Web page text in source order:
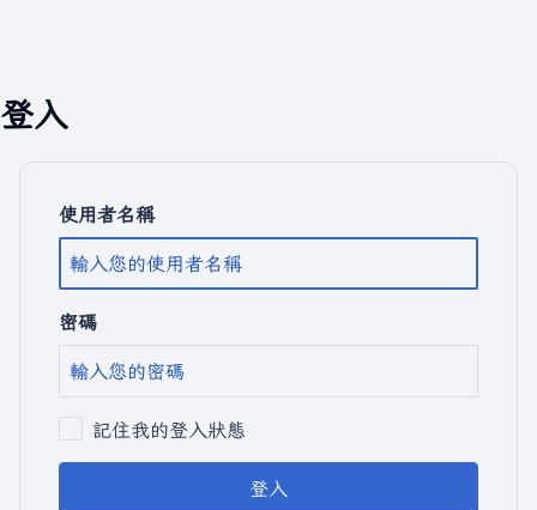
登入
使用者名稱
密碼
記住我的登入狀態
登入